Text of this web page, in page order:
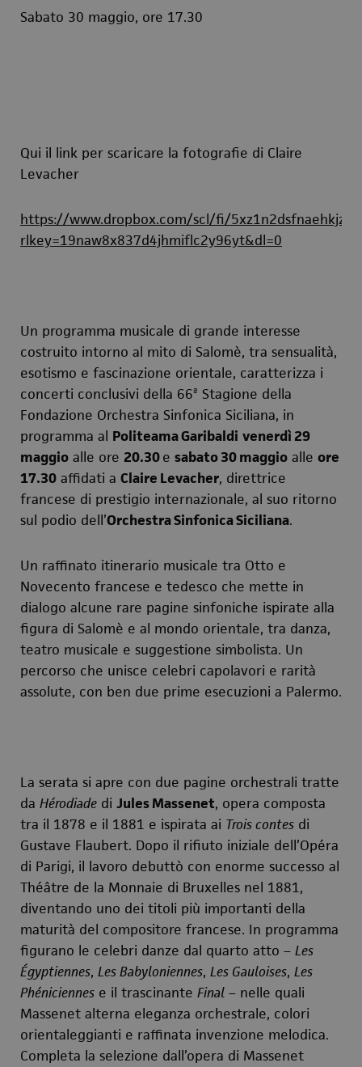
Sabato 30 maggio, ore 17.30
Qui il link per scaricare la fotografie di Claire
Levacher
https://www.dropbox.com/scl/fi/
rlkey=19naw8x837d4jhmiflc2y96yt&dl=0
Un programma musicale di grande interesse
costruito intorno al mito di Salomè, tra sensualità,
esotismo e fascinazione orientale, caratterizza i
concerti conclusivi della 66ª Stagione della
Fondazione Orchestra Sinfonica Siciliana, in
programma al Politeama Garibaldi venerdì 29
maggio alle ore 20.30e sabato 30 maggio alle ore
17.30 affidati a Claire Levacher, direttrice
francese di prestigio internazionale, al suo ritorno
sul podio dell’Orchestra Sinfonica Siciliana.
Un raffinato itinerario musicale tra Otto e
Novecento francese e tedesco che mette in
dialogo alcune rare pagine sinfoniche ispirate alla
figura di Salomè e al mondo orientale, tra danza,
teatro musicale e suggestione simbolista. Un
percorso che unisce celebri capolavori e rarità
assolute, con ben due prime esecuzioni a Palermo.
La serata si apre con due pagine orchestrali tratte
da Hérodiade di Jules Massenet, opera composta
tra il 1878 e il 1881 e ispirata ai Trois contes di
Gustave Flaubert. Dopo il rifiuto iniziale dell’Opéra
di Parigi, il lavoro debuttò con enorme successo al
Théâtre de la Monnaie di Bruxelles nel 1881,
diventando uno dei titoli più importanti della
maturità del compositore francese. In programma
figurano le celebri danze dal quarto atto – Les
Égyptiennes, Les Babyloniennes, Les Gauloises, Les
Phéniciennes e il trascinante Final – nelle quali
Massenet alterna eleganza orchestrale, colori
orientaleggianti e raffinata invenzione melodica.
Completa la selezione dall’opera di Massenet